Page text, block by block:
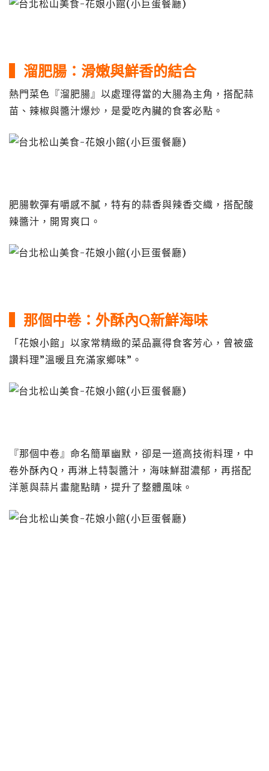
▍溜肥腸：滑嫩與鮮香的結合
熱門菜色『溜肥腸』以處理得當的大腸為主角，搭配蒜
苗、辣椒與醬汁爆炒，是愛吃內臟的食客必點。
肥腸軟彈有嚼感不膩，特有的蒜香與辣香交織，搭配酸
辣醬汁，開胃爽口。
▍那個中卷：外酥內Q新鮮海味
「花娘小館」以家常精緻的菜品贏得食客芳心，曾被盛
讚料理”溫暖且充滿家鄉味”。
『那個中卷』命名簡單幽默，卻是一道高技術料理，中
卷外酥內Q，再淋上特製醬汁，海味鮮甜濃郁，再搭配
洋蔥與蒜片畫龍點睛，提升了整體風味。